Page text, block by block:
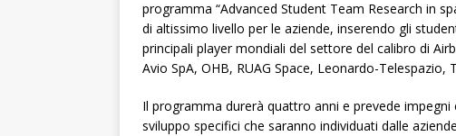
programma “Advanced Student Team Research in
di altissimo livello per le aziende, inserendo gli
principali player mondiali del settore del calibro di
Avio SpA, OHB, RUAG Space, Leonardo-Telespazio,
Il programma durerà quattro anni e prevede
sviluppo specifici che saranno individuati dalle